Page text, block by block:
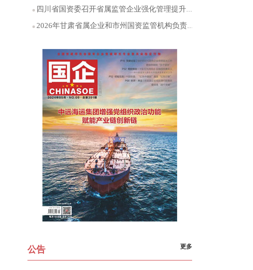
四川省国资委召开省属监管企业强化管理提升专项行动工作推进会
2026年甘肃省属企业和市州国资监管机构负责人年中工作会议召开
公告 更多